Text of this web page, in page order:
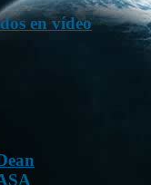
en vídeo